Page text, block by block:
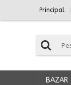
Principal
BAZAR